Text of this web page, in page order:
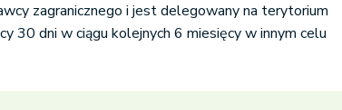
zagranicznego i jest delegowany na terytorium
30 dni w ciągu kolejnych 6 miesięcy w innym celu